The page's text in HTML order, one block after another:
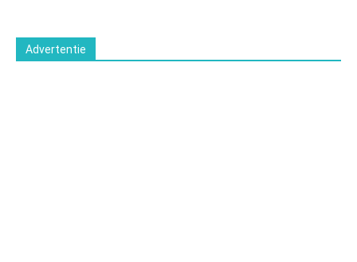
Advertentie